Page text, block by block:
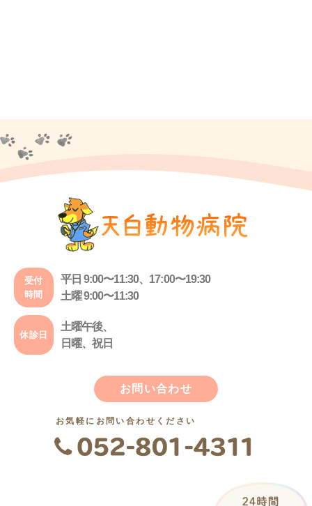
受付
時間
平日 9:00〜11:30、17:00〜19:30
土曜 9:00〜11:30
休診日
土曜午後、
日曜、祝日
お問い合わせ
お気軽にお問い合わせください